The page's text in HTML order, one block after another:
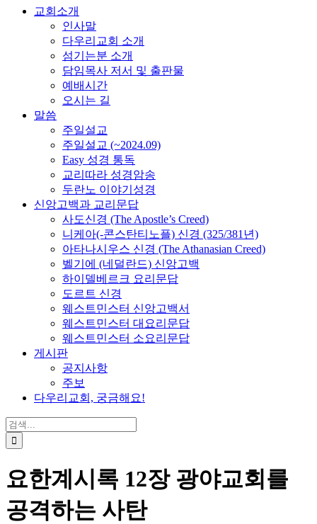
교회소개
인사말
다우리교회 소개
섬기는분 소개
담임목사 저서 및 출판물
예배시간
오시는 길
말씀
주일설교
주일설교 (~2024.09)
Easy 성경 통독
교리따라 성경암송
두란노 이야기성경
신앙고백과 교리문답
사도신경 (The Apostle’s Creed)
니케아(-콘스탄티노플) 신경 (325/381년)
아타나시우스 신경 (The Athanasian Creed)
벨기에 (네덜란드) 신앙고백
하이델베르크 요리문답
도르트 신경
웨스트민스터 신앙고백서
웨스트민스터 대요리문답
웨스트민스터 소요리문답
게시판
공지사항
주보
다우리교회, 궁금해요!
검
색
...
요한계시록 12장 광야교회를
공격하는 사탄